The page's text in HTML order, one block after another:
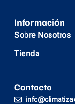
Información
Sobre Nosotros
Tienda
Contacto